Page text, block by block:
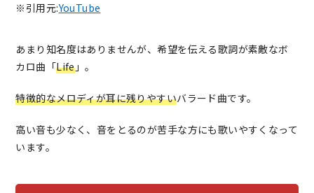
※引用元:YouTube
あまり知名度はありませんが、希望を伝える歌詞が素敵なボ
カロ曲「Life」。
特徴的なメロディが耳に残りやすいバラード曲です。
高い音も少なく、音をとるのが苦手な方にも歌いやすくなって
います。